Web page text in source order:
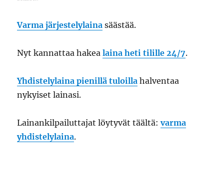
Varma järjestelylaina säästää.
Nyt kannattaa hakealaina heti tilille 24/7.
Yhdistelylaina pienillä tuloilla halventaa
nykyiset lainasi.
Lainankilpailuttajat löytyvät täältä:varma
yhdistelylaina.